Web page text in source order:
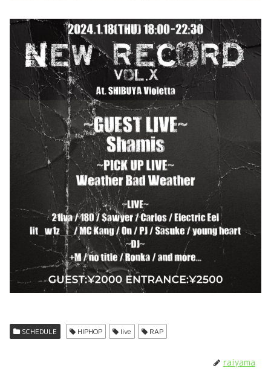
SCHEDULE HIPHOP live RAP
raiyama